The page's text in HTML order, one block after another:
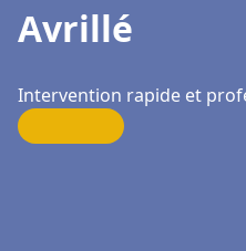
Avrillé
Intervention rapide et